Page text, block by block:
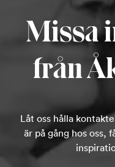
Missa
från
Låt oss hålla
är på gång hos oss,